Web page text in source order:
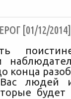
[01/12/2014]
конца
людей
будет